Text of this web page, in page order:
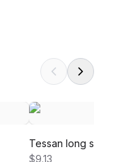
Tessan long sleeve
$9.13